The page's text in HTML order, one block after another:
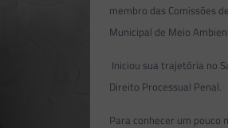
membro das Comissões
Municipal de Meio
Iniciou sua trajetória no
Direito Processual Penal.
Para conhecer um pouco